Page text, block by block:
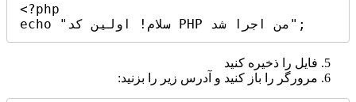
<?php
فایل را ذخیره کنید
مرورگر را باز کنید و آدرس زیر را بزنید: